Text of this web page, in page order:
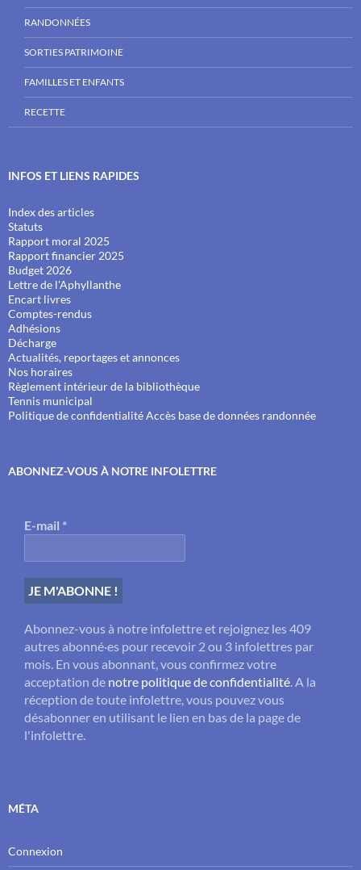
RANDONNÉES
SORTIES PATRIMOINE
FAMILLES ET ENFANTS
RECETTE
INFOS ET LIENS RAPIDES
Index des articles
Statuts
Rapport moral 2025
Rapport financier 2025
Budget 2026
Lettre de l'Aphyllanthe
Encart livres
Comptes-rendus
Adhésions
Décharge
Actualités, reportages et annonces
Nos horaires
Règlement intérieur de la bibliothèque
Tennis municipal
Politique de confidentialitéAccès base de données randonnée
ABONNEZ-VOUS À NOTRE INFOLETTRE
E-mail *
Abonnez-vous à notre infolettre et rejoignez les 409
autres abonné·es pour recevoir 2 ou 3 infolettres par
mois. En vous abonnant, vous confirmez votre
acceptation de notre politique de confidentialité. A la
réception de toute infolettre, vous pouvez vous
désabonner en utilisant le lien en bas de la page de
l'infolettre.
MÉTA
Connexion